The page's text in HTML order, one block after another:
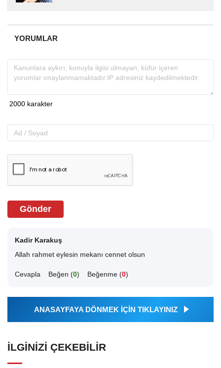
almakta, haber akışı...
YORUMLAR
Gönder
Kadir Karakuş
Allah rahmet eylesin mekanı cennet olsun
Cevapla Beğen (0) Beğenme (0)
ANASAYFAYA DÖNMEK İÇİN TIKLAYINIZ
İLGINIZI ÇEKEBILIR